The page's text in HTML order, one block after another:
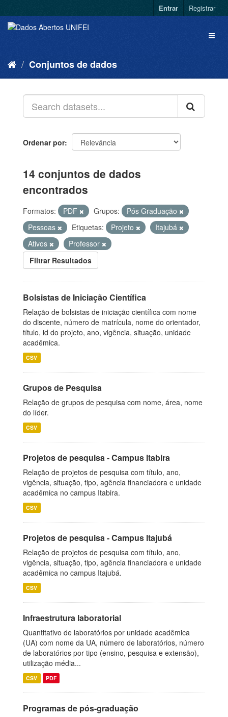
Entrar Registrar
Conjuntos de dados
Ordenar por
14 conjuntos de dados
encontrados
Formatos: PDF Grupos:
Pós Graduação
Pessoas
Etiquetas: Projeto
Itajubá
Ativos
Professor
Filtrar Resultados
Bolsistas de Iniciação Científica
Relação de bolsistas de iniciação científica com nome
do discente, número de matrícula, nome do orientador,
título, id do projeto, ano, vigência, situação, unidade
acadêmica.
CSV
Grupos de Pesquisa
Relação de grupos de pesquisa com nome, área, nome
do líder.
CSV
Projetos de pesquisa - Campus Itabira
Relação de projetos de pesquisa com título, ano,
vigência, situação, tipo, agência financiadora e unidade
acadêmica no campus Itabira.
CSV
Projetos de pesquisa - Campus Itajubá
Relação de projetos de pesquisa com título, ano,
vigência, situação, tipo, agência financiadora e unidade
acadêmica no campus Itajubá.
CSV
Infraestrutura laboratorial
Quantitativo de laboratórios por unidade acadêmica
(UA) com nome da UA, número de laboratórios, número
de laboratórios por tipo (ensino, pesquisa e extensão),
utilização média...
CSV PDF
Programas de pós-graduação